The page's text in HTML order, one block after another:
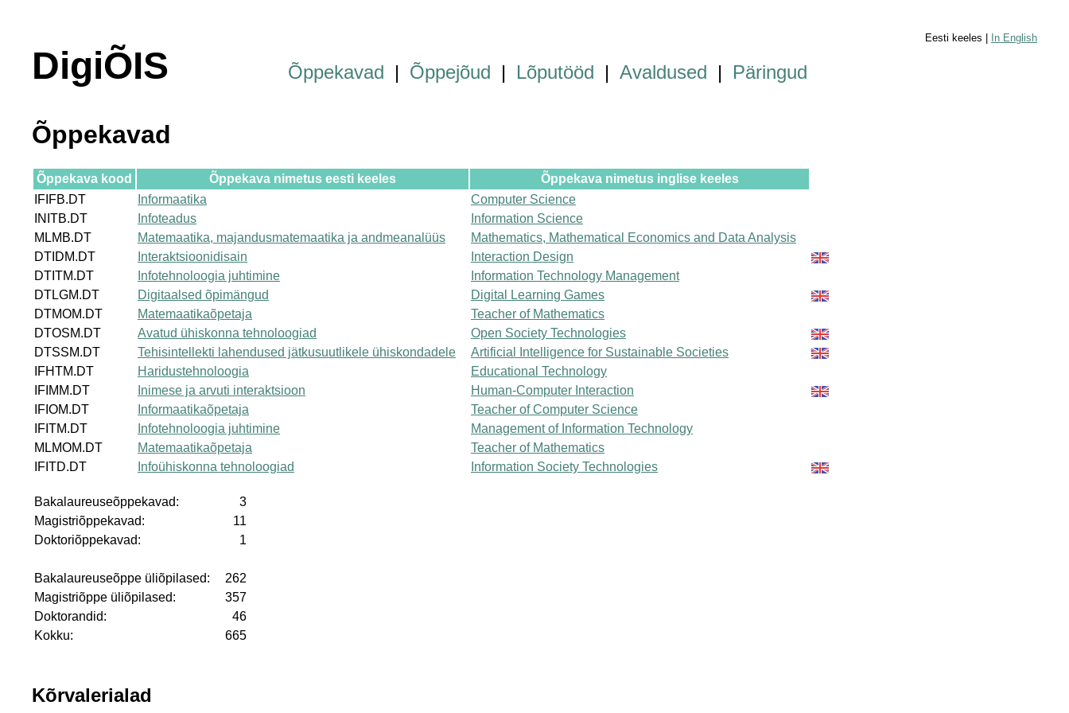
Eesti keeles | In English
DigiÕIS Õppekavad | Õppejõud | Lõputööd | Avaldused | Päringud
Õppekavad
Õppekava kood Õppekava nimetus eesti keeles
Õppekava nimetus inglise keeles
IFIFB.DT
Informaatika
Computer Science
INITB.DT
Infoteadus
Information Science
MLMB.DT
Matemaatika, majandusmatemaatika ja andmeanalüüs
Mathematics, Mathematical Economics and Data Analysis
DTIDM.DT
Interaktsioonidisain
Interaction Design
DTITM.DT
Infotehnoloogia juhtimine
Information Technology Management
DTLGM.DT
Digitaalsed õpimängud
Digital Learning Games
DTMOM.DT
Matemaatikaõpetaja
Teacher of Mathematics
DTOSM.DT
Avatud ühiskonna tehnoloogiad
Open Society Technologies
DTSSM.DT
Tehisintellekti lahendused jätkusuutlikele ühiskondadele
Artificial Intelligence for Sustainable Societies
IFHTM.DT
Haridustehnoloogia
Educational Technology
IFIMM.DT
Inimese ja arvuti interaktsioon
Human-Computer Interaction
IFIOM.DT
Informaatikaõpetaja
Teacher of Computer Science
IFITM.DT
Infotehnoloogia juhtimine
Management of Information Technology
MLMOM.DT
Matemaatikaõpetaja
Teacher of Mathematics
IFITD.DT
Infoühiskonna tehnoloogiad Information Society Technologies
Bakalaureuseõppekavad:
3
Magistriõppekavad:
11
Doktoriõppekavad:
1
Bakalaureuseõppe üliõpilased:
262
Magistriõppe üliõpilased:
357
Doktorandid:
46
Kokku:
665
Kõrvalerialad